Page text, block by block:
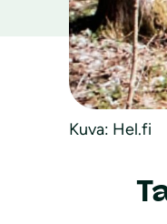
Kuva: Hel.fi